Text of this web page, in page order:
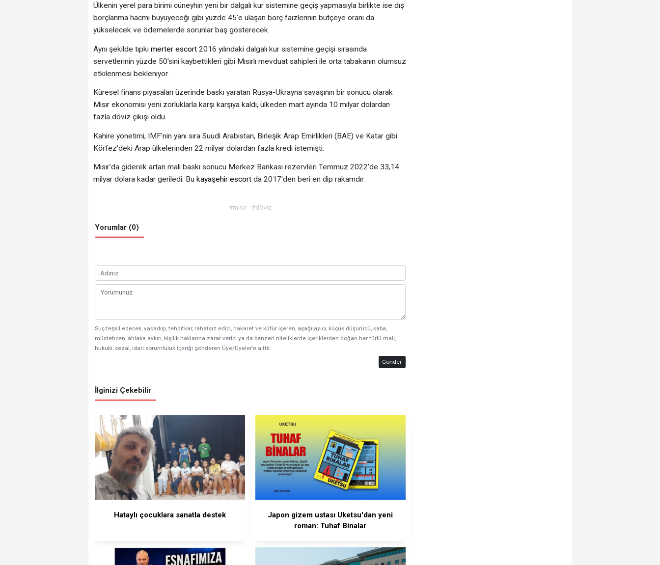
Ülkenin yerel para birimi cüneyhin yeni bir dalgalı kur sistemine geçiş yapmasıyla birlikte ise dış
borçlanma hacmi büyüyeceği gibi yüzde 45'e ulaşan borç faizlerinin bütçeye oranı da
yükselecek ve ödemelerde sorunlar baş gösterecek.
Aynı şekilde tıpkı merter escort2016 yılındaki dalgalı kur sistemine geçişi sırasında
servetlerinin yüzde 50'sini kaybettikleri gibi Mısırlı mevduat sahipleri ile orta tabakanın olumsuz
etkilenmesi bekleniyor.
Küresel finans piyasaları üzerinde baskı yaratan Rusya-Ukrayna savaşının bir sonucu olarak
Mısır ekonomisi yeni zorluklarla karşı karşıya kaldı, ülkeden mart ayında 10 milyar dolardan
fazla döviz çıkışı oldu.
Kahire yönetimi, IMF'nin yanı sıra Suudi Arabistan, Birleşik Arap Emirlikleri (BAE) ve Katar gibi
Körfez'deki Arap ülkelerinden 22 milyar dolardan fazla kredi istemişti.
Mısır'da giderek artan mali baskı sonucu Merkez Bankası rezervleri Temmuz 2022'de 33,14
milyar dolara kadar geriledi. Bu kayaşehir escortda 2017'den beri en dip rakamdır.
#mısır #döviz
Yorumlar (0)
Suç teşkil edecek, yasadışı, tehditkar, rahatsız edici, hakaret ve küfür içeren, aşağılayıcı, küçük düşürücü, kaba,
müstehcen, ahlaka aykırı, kişilik haklarına zarar verici ya da benzeri niteliklerde içeriklerden doğan her türlü mali,
hukuki, cezai, idari sorumluluk içeriği gönderen Üye/Üyeler’e aittir.
Gönder
İlginizi Çekebilir
Hataylı çocuklara sanatla destek
Japon gizem ustası Uketsu'dan yeni
roman: Tuhaf Binalar